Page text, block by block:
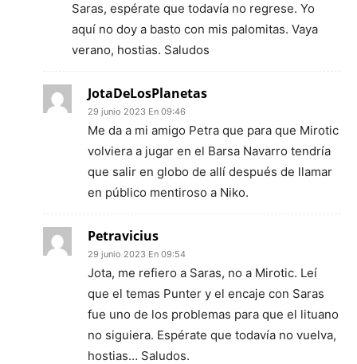
Saras, espérate que todavía no regrese. Yo
aquí no doy a basto con mis palomitas. Vaya
verano, hostias. Saludos
JotaDeLosPlanetas
29 junio 2023 En 09:46
Me da a mi amigo Petra que para que Mirotic
volviera a jugar en el Barsa Navarro tendría
que salir en globo de allí después de llamar
en público mentiroso a Niko.
Petravicius
29 junio 2023 En 09:54
Jota, me refiero a Saras, no a Mirotic. Leí
que el temas Punter y el encaje con Saras
fue uno de los problemas para que el lituano
no siguiera. Espérate que todavía no vuelva,
hostias… Saludos.